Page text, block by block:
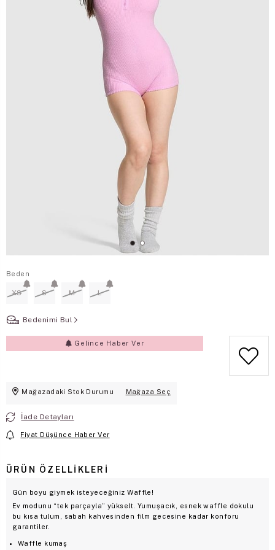
Beden
XS S M L
Bedenimi Bul
Gelince Haber Ver
Mağazadaki Stok Durumu Mağaza Seç
İade Detayları
Fiyat Düşünce Haber Ver
ÜRÜN ÖZELLIKLERI
Gün boyu giymek isteyeceğiniz Waffle!
Ev modunu “tek parçayla” yükselt. Yumuşacık, esnek waffle dokulu
bu kısa tulum, sabah kahvesinden film gecesine kadar konforu
garantiler.
Waffle kumaş